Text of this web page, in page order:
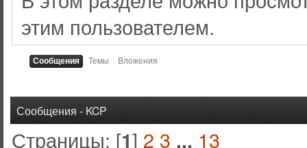
этим пользователем.
Сообщения Темы Вложения
Сообщения - KCP
Страницы: [1] 2 3 ... 13